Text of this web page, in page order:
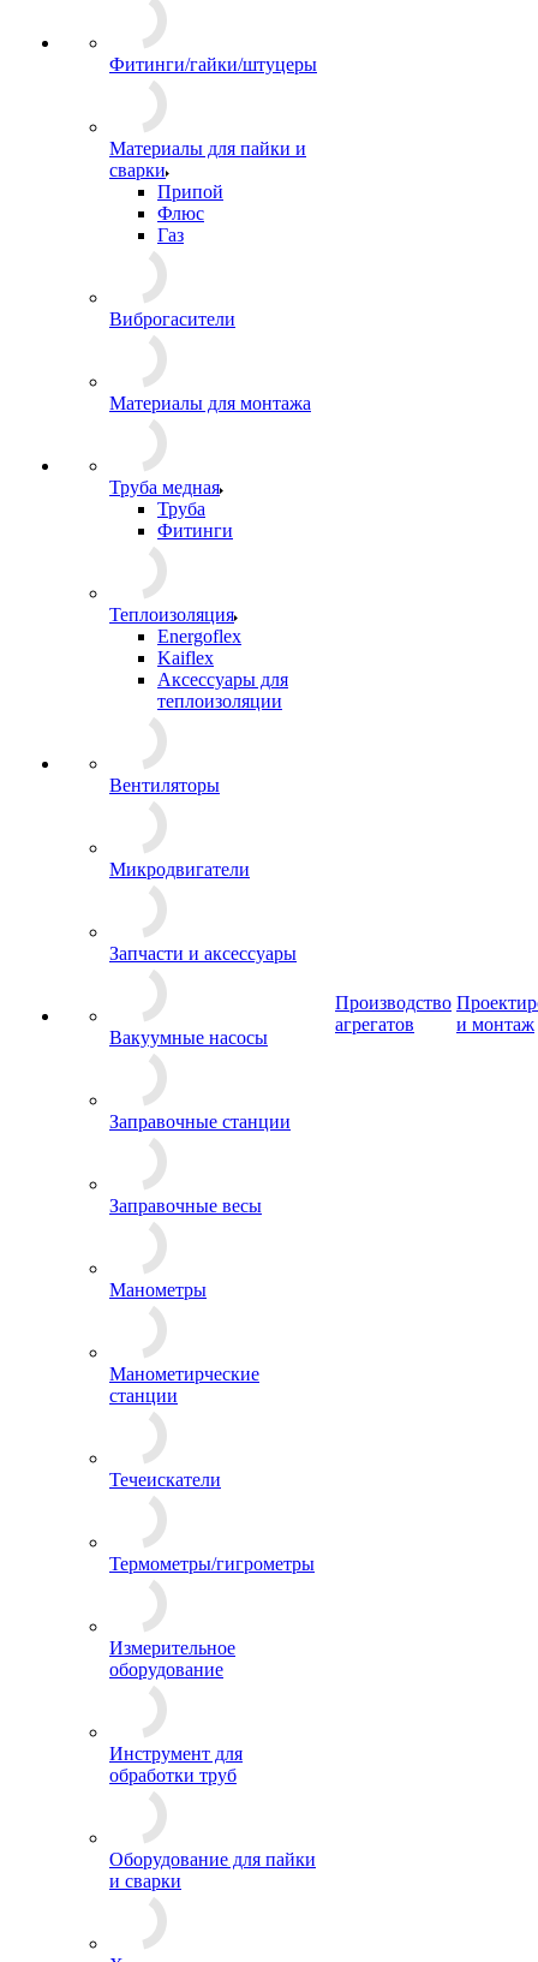
Фитинги/гайки/штуцеры
Материалы для пайки и
сварки
Припой
Флюс
Газ
Виброгасители
Материалы для монтажа
Труба медная
Труба
Фитинги
Теплоизоляция
Energoflex
Kaiflex
Аксессуары для
теплоизоляции
Вентиляторы
Микродвигатели
Запчасти и аксессуары
Вакуумные насосы
Заправочные станции
Заправочные весы
Манометры
Манометирческие
станции
Течеискатели
Термометры/гигрометры
Измерительное
оборудование
Инструмент для
обработки труб
Оборудование для пайки
и сварки
Производство
агрегатов
и монтаж